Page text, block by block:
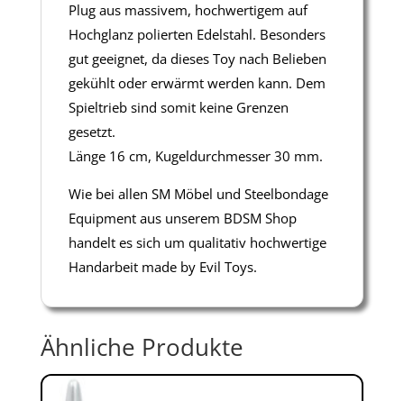
Plug aus massivem, hochwertigem auf
Hochglanz polierten Edelstahl. Besonders
gut geeignet, da dieses Toy nach Belieben
gekühlt oder erwärmt werden kann. Dem
Spieltrieb sind somit keine Grenzen
gesetzt.
Länge 16 cm, Kugeldurchmesser 30 mm.
Wie bei allen SM Möbel und Steelbondage
Equipment aus unserem BDSM Shop
handelt es sich um qualitativ hochwertige
Handarbeit made by Evil Toys.
Ähnliche Produkte